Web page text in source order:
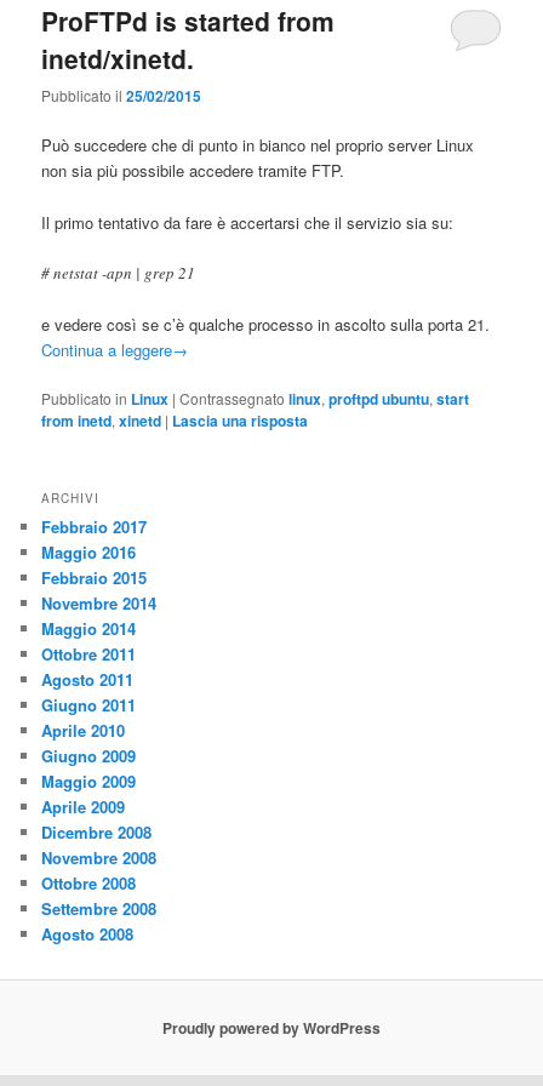
ProFTPd is started from
inetd/xinetd.
Pubblicato il25/02/2015
Può succedere che di punto in bianco nel proprio server Linux
non sia più possibile accedere tramite FTP.
Il primo tentativo da fare è accertarsi che il servizio sia su:
# netstat -apn | grep 21
e vedere così se c’è qualche processo in ascolto sulla porta 21.
Continua a leggere→
Pubblicato in Linux |Contrassegnato linux,proftpd ubuntu,start
from inetd,xinetd | Lascia una risposta
ARCHIVI
Febbraio 2017
Maggio 2016
Febbraio 2015
Novembre 2014
Maggio 2014
Ottobre 2011
Agosto 2011
Giugno 2011
Aprile 2010
Giugno 2009
Maggio 2009
Aprile 2009
Dicembre 2008
Novembre 2008
Ottobre 2008
Settembre 2008
Agosto 2008
Proudly powered by WordPress